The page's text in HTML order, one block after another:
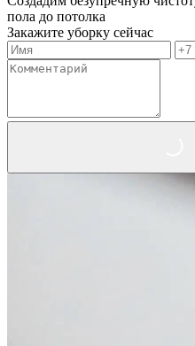
пола до потолка
Закажите уборку сейчас